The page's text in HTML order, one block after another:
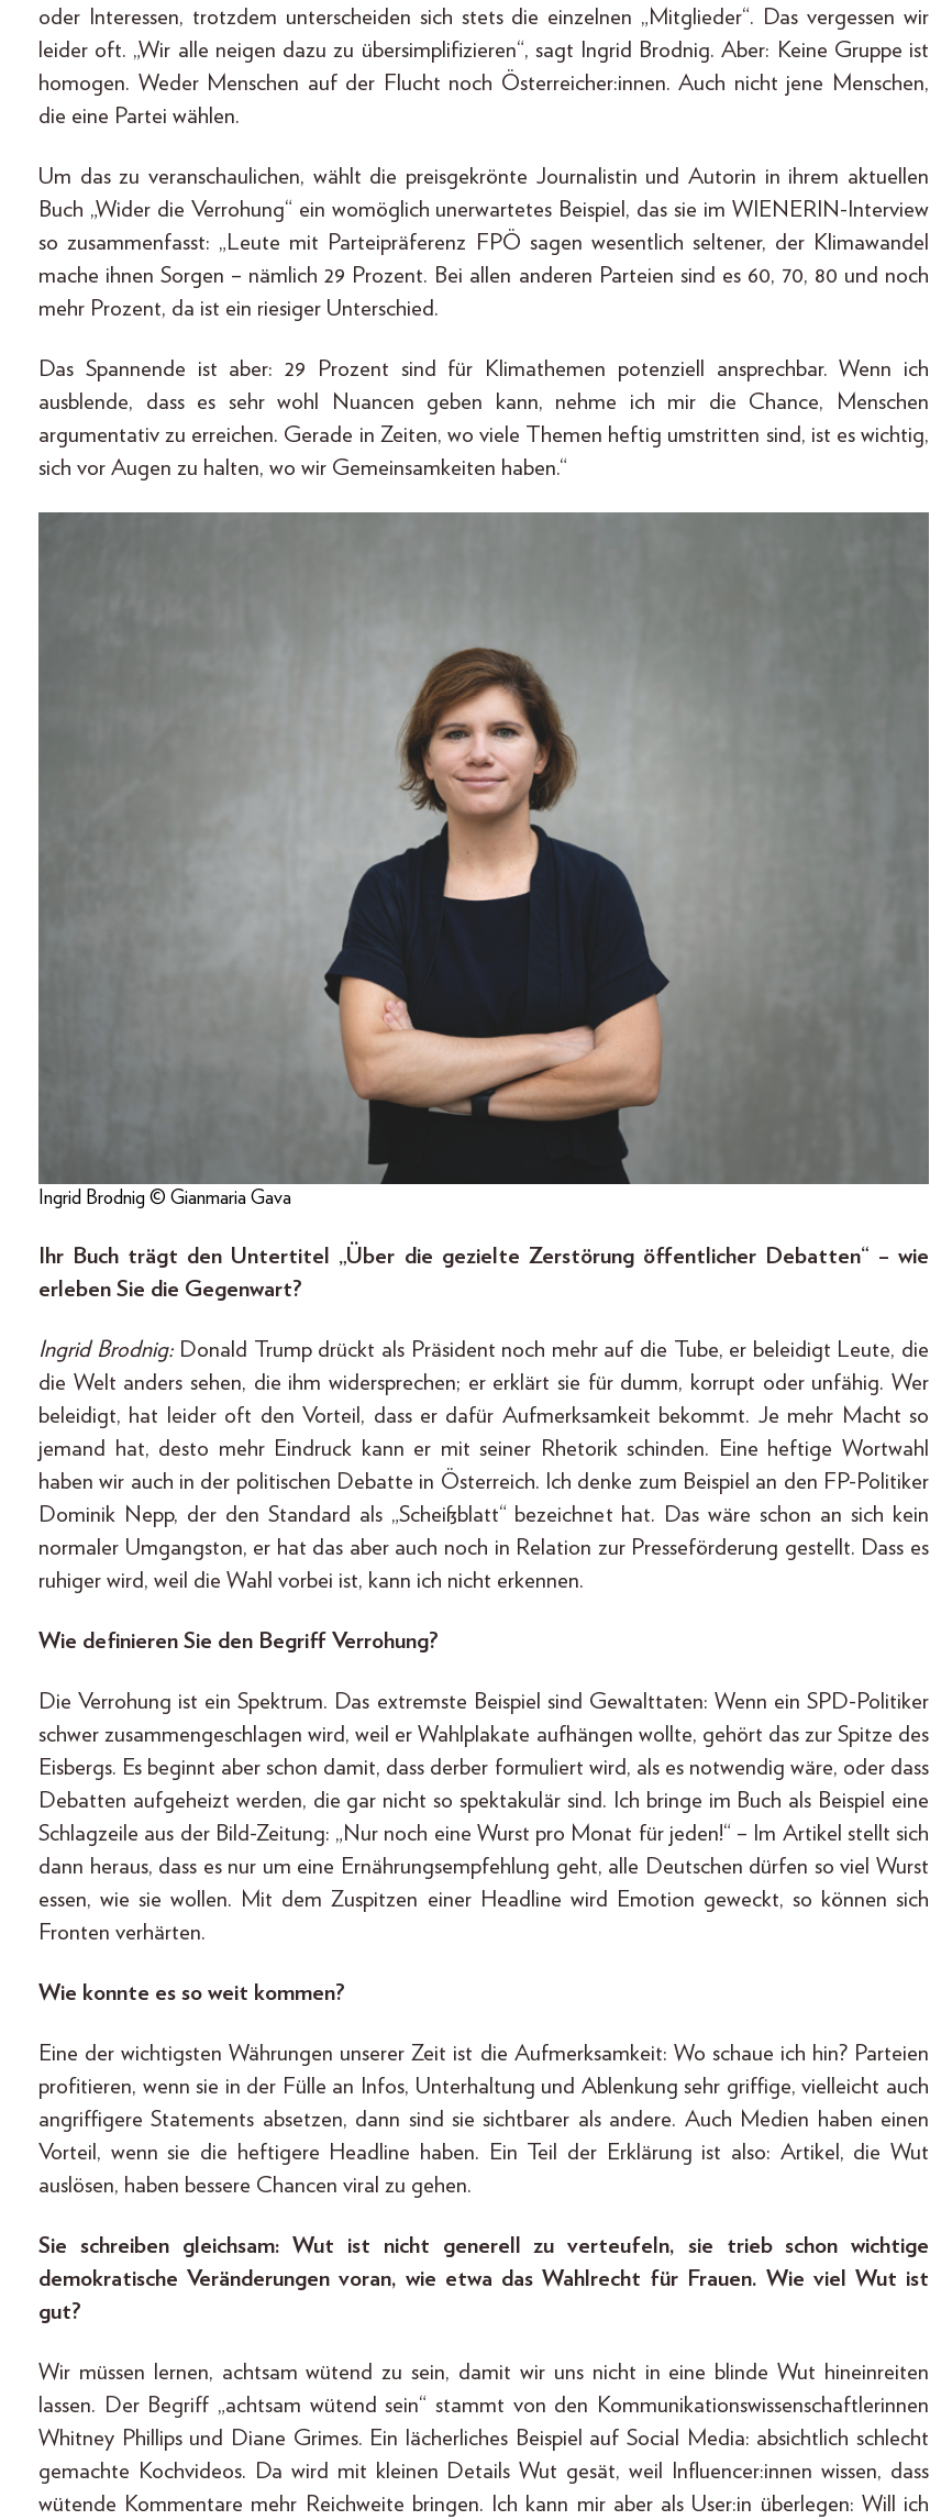
oder Interessen, trotzdem unterscheiden sich stets die einzelnen „Mitglieder“. Das vergessen wir
leider oft. „Wir alle neigen dazu zu übersimplifizieren“, sagt Ingrid Brodnig. Aber: Keine Gruppe ist
homogen. Weder Menschen auf der Flucht noch Österreicher:innen. Auch nicht jene Menschen,
die eine Partei wählen.
Um das zu veranschaulichen, wählt die preisgekrönte Journalistin und Autorin in ihrem aktuellen
Buch „Wider die Verrohung“ ein womöglich unerwartetes Beispiel, das sie im WIENERIN-Interview
so zusammenfasst: „Leute mit Parteipräferenz FPÖ sagen wesentlich seltener, der Klimawandel
mache ihnen Sorgen – nämlich 29 Prozent. Bei allen anderen Parteien sind es 60, 70, 80 und noch
mehr Prozent, da ist ein riesiger Unterschied.
Das Spannende ist aber: 29 Prozent sind für Klimathemen potenziell ansprechbar. Wenn ich
ausblende, dass es sehr wohl Nuancen geben kann, nehme ich mir die Chance, Menschen
argumentativ zu erreichen. Gerade in Zeiten, wo viele Themen heftig umstritten sind, ist es wichtig,
sich vor Augen zu halten, wo wir Gemeinsamkeiten haben.“
Ingrid Brodnig © Gianmaria Gava
Ihr Buch trägt den Untertitel „Über die gezielte Zerstörung öffentlicher Debatten“ – wie
erleben Sie die Gegenwart?
Ingrid Brodnig: Donald Trump drückt als Präsident noch mehr auf die Tube, er beleidigt Leute, die
die Welt anders sehen, die ihm widersprechen; er erklärt sie für dumm, korrupt oder unfähig. Wer
beleidigt, hat leider oft den Vorteil, dass er dafür Aufmerksamkeit bekommt. Je mehr Macht so
jemand hat, desto mehr Eindruck kann er mit seiner Rhetorik schinden. Eine heftige Wortwahl
haben wir auch in der politischen Debatte in Österreich. Ich denke zum Beispiel an den FP-Politiker
Dominik Nepp, der den Standard als „Scheißblatt“ bezeichnet hat. Das wäre schon an sich kein
normaler Umgangston, er hat das aber auch noch in Relation zur Presseförderung gestellt. Dass es
ruhiger wird, weil die Wahl vorbei ist, kann ich nicht erkennen.
Wie definieren Sie den Begriff Verrohung?
Die Verrohung ist ein Spektrum. Das extremste Beispiel sind Gewalttaten: Wenn ein SPD-Politiker
schwer zusammengeschlagen wird, weil er Wahlplakate aufhängen wollte, gehört das zur Spitze des
Eisbergs. Es beginnt aber schon damit, dass derber formuliert wird, als es notwendig wäre, oder dass
Debatten aufgeheizt werden, die gar nicht so spektakulär sind. Ich bringe im Buch als Beispiel eine
Schlagzeile aus der Bild-Zeitung: „Nur noch eine Wurst pro Monat für jeden!“ – Im Artikel stellt sich
dann heraus, dass es nur um eine Ernährungsempfehlung geht, alle Deutschen dürfen so viel Wurst
essen, wie sie wollen. Mit dem Zuspitzen einer Headline wird Emotion geweckt, so können sich
Fronten verhärten.
Wie konnte es so weit kommen?
Eine der wichtigsten Währungen unserer Zeit ist die Aufmerksamkeit: Wo schaue ich hin? Parteien
profitieren, wenn sie in der Fülle an Infos, Unterhaltung und Ablenkung sehr griffige, vielleicht auch
angriffigere Statements absetzen, dann sind sie sichtbarer als andere. Auch Medien haben einen
Vorteil, wenn sie die heftigere Headline haben. Ein Teil der Erklärung ist also: Artikel, die Wut
auslösen, haben bessere Chancen viral zu gehen.
Sie schreiben gleichsam: Wut ist nicht generell zu verteufeln, sie trieb schon wichtige
demokratische Veränderungen voran, wie etwa das Wahlrecht für Frauen. Wie viel Wut ist
gut?
Wir müssen lernen, achtsam wütend zu sein, damit wir uns nicht in eine blinde Wut hineinreiten
lassen. Der Begriff „achtsam wütend sein“ stammt von den Kommunikationswissenschaftlerinnen
Whitney Phillips und Diane Grimes. Ein lächerliches Beispiel auf Social Media: absichtlich schlecht
gemachte Kochvideos. Da wird mit kleinen Details Wut gesät, weil Influencer:innen wissen, dass
wütende Kommentare mehr Reichweite bringen. Ich kann mir aber als User:in überlegen: Will ich